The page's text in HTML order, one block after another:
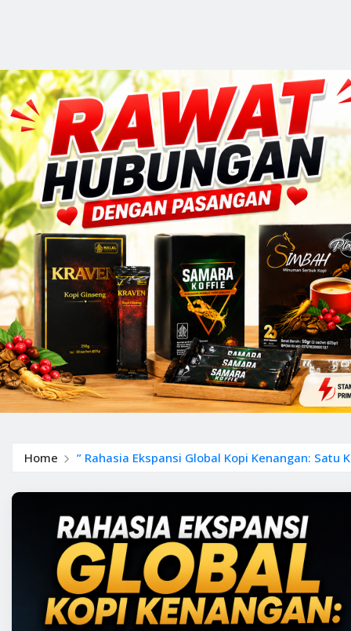
Home ” Rahasia Ekspansi Global Kopi Kenangan: